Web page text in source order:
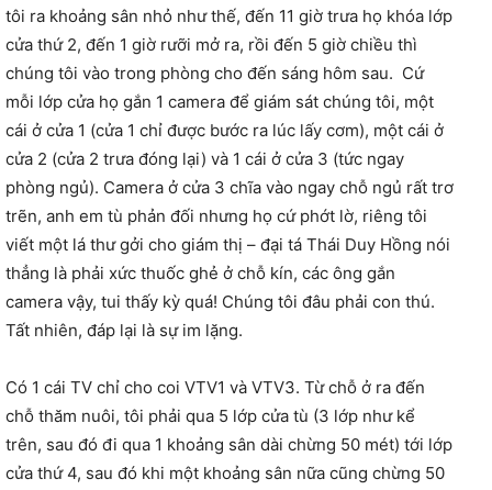
tôi ra khoảng sân nhỏ như thế, đến 11 giờ trưa họ khóa lớp
cửa thứ 2, đến 1 giờ rưỡi mở ra, rồi đến 5 giờ chiều thì
chúng tôi vào trong phòng cho đến sáng hôm sau. Cứ
mỗi lớp cửa họ gắn 1 camera để giám sát chúng tôi, một
cái ở cửa 1 (cửa 1 chỉ được bước ra lúc lấy cơm), một cái ở
cửa 2 (cửa 2 trưa đóng lại) và 1 cái ở cửa 3 (tức ngay
phòng ngủ). Camera ở cửa 3 chĩa vào ngay chỗ ngủ rất trơ
trẽn, anh em tù phản đối nhưng họ cứ phớt lờ, riêng tôi
viết một lá thư gởi cho giám thị – đại tá Thái Duy Hồng nói
thẳng là phải xức thuốc ghẻ ở chỗ kín, các ông gắn
camera vậy, tui thấy kỳ quá! Chúng tôi đâu phải con thú.
Tất nhiên, đáp lại là sự im lặng.
Có 1 cái TV chỉ cho coi VTV1 và VTV3. Từ chỗ ở ra đến
chỗ thăm nuôi, tôi phải qua 5 lớp cửa tù (3 lớp như kể
trên, sau đó đi qua 1 khoảng sân dài chừng 50 mét) tới lớp
cửa thứ 4, sau đó khi một khoảng sân nữa cũng chừng 50